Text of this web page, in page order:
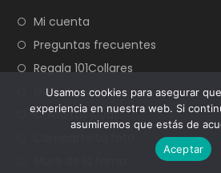
Mi cuenta
Preguntas frecuentes
Regala 101Collares
Guía de tallas
Cuida tus joyas
Usamos cookies para asegurar
experiencia en nuestra web. Si
asumiremos que estás de
Aceptar